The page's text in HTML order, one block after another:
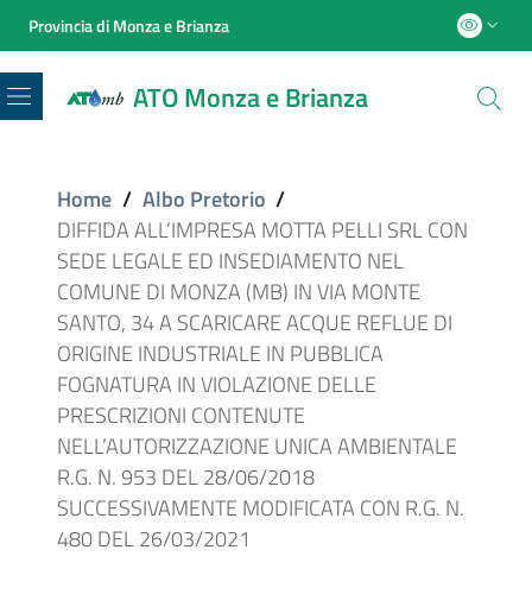
Provincia di Monza e Brianza
ATO Monza e Brianza
Menu
Home / Albo Pretorio /
DIFFIDA ALL’IMPRESA MOTTA PELLI SRL CON
SEDE LEGALE ED INSEDIAMENTO NEL
COMUNE DI MONZA (MB) IN VIA MONTE
SANTO, 34 A SCARICARE ACQUE REFLUE DI
ORIGINE INDUSTRIALE IN PUBBLICA
FOGNATURA IN VIOLAZIONE DELLE
PRESCRIZIONI CONTENUTE
NELL’AUTORIZZAZIONE UNICA AMBIENTALE
R.G. N. 953 DEL 28/06/2018
SUCCESSIVAMENTE MODIFICATA CON R.G. N.
480 DEL 26/03/2021